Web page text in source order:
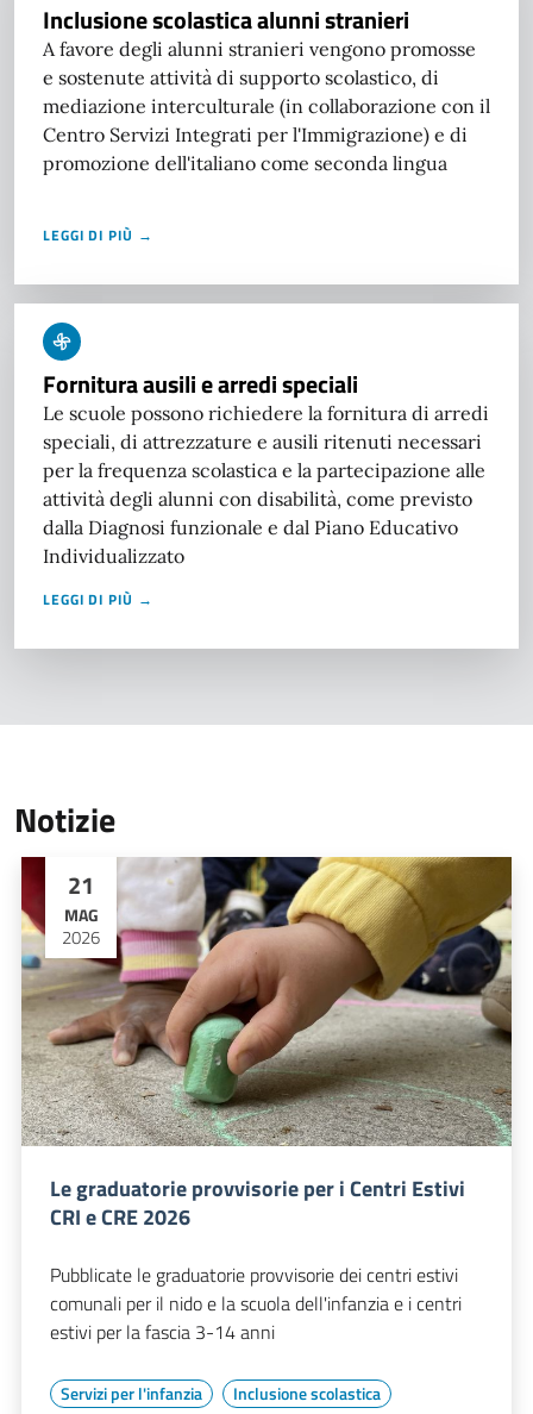
Inclusione scolastica alunni stranieri
A favore degli alunni stranieri vengono promosse
e sostenute attività di supporto scolastico, di
mediazione interculturale (in collaborazione con il
Centro Servizi Integrati per l'Immigrazione) e di
promozione dell'italiano come seconda lingua
LEGGI DI PIÙ →
Fornitura ausili e arredi speciali
Le scuole possono richiedere la fornitura di arredi
speciali, di attrezzature e ausili ritenuti necessari
per la frequenza scolastica e la partecipazione alle
attività degli alunni con disabilità, come previsto
dalla Diagnosi funzionale e dal Piano Educativo
Individualizzato
LEGGI DI PIÙ →
Notizie
21
MAG
2026
Le graduatorie provvisorie per i Centri Estivi
CRI e CRE 2026
Pubblicate le graduatorie provvisorie dei centri estivi
comunali per il nido e la scuola dell'infanzia e i centri
estivi per la fascia 3-14 anni
Servizi per l'infanzia Inclusione scolastica